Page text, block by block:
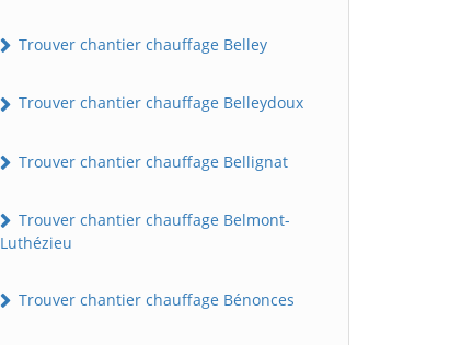
Trouver chantier chauffage Belley
Trouver chantier chauffage Belleydoux
Trouver chantier chauffage Bellignat
Trouver chantier chauffage Belmont-
Luthézieu
Trouver chantier chauffage Bénonces